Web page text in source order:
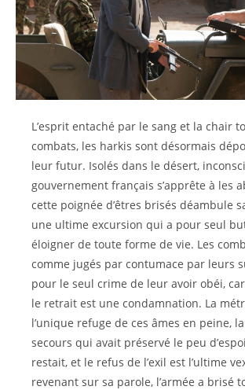
L’esprit entaché par le sang et la chair
combats, les harkis sont désormais
leur futur. Isolés dans le désert,
gouvernement français s’apprête à les
cette poignée d’êtres brisés déambule
une ultime excursion qui a pour seul
éloigner de toute forme de vie. Les
comme jugés par contumace par leurs
pour le seul crime de leur avoir obéi, car
le retrait est une condamnation. La
l’unique refuge de ces âmes en peine,
secours qui avait préservé le peu
restait, et le refus de l’exil est l’ultime
revenant sur sa parole, l’armée a brisé